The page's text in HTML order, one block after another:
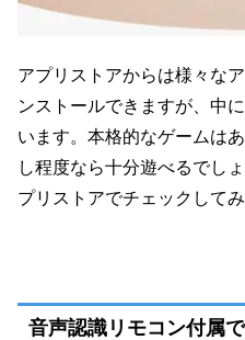
アプリストアからは様々な
ンストールできますが、中
います。本格的なゲームは
し程度なら十分遊べるでし
プリストアでチェックしてみ
音声認識リモコン付属